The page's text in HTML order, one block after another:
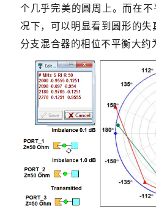
个几乎完美的圆周上。而在
况下，可以明显看到圆形的失
分支混合器的相位不平衡大约